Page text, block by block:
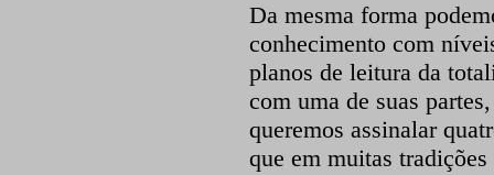
Da mesma forma
conhecimento com
planos de leitura da
com uma de suas
queremos assinalar
que em muitas